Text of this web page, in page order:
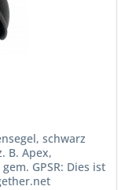
schwarz
B. Apex,
GPSR: Dies ist